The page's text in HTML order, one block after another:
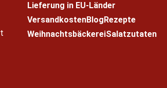
Lieferung in EU-Länder
VersandkostenBlog Rezepte
WeihnachtsbäckereiSalatzutaten